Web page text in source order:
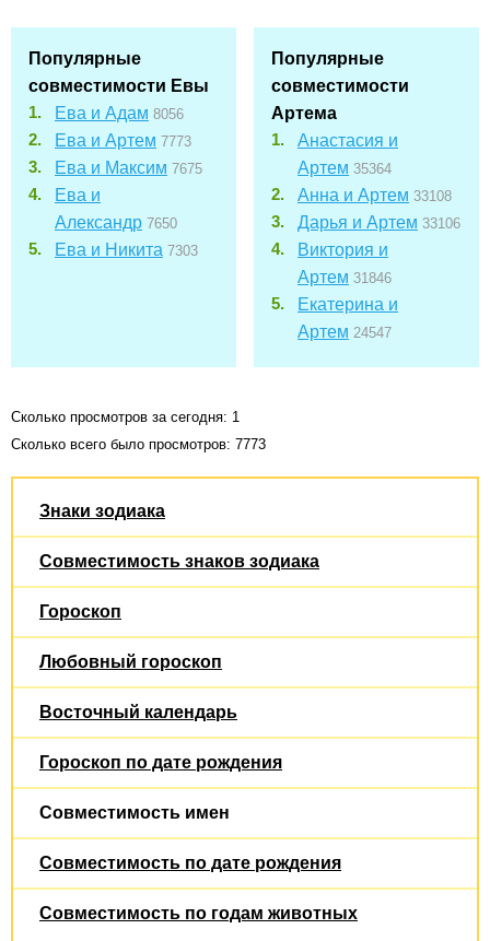
Популярные
совместимости Евы
Ева и Адам 8056
Ева и Артем 7773
Ева и Максим 7675
Ева и
Александр 7650
Ева и Никита 7303
Популярные
совместимости
Артема
Анастасия и
Артем 35364
Анна и Артем 33108
Дарья и Артем 33106
Виктория и
Артем 31846
Екатерина и
Артем 24547
Сколько просмотров за сегодня: 1
Сколько всего было просмотров: 7773
Знаки зодиака
Совместимость знаков зодиака
Гороскоп
Любовный гороскоп
Восточный календарь
Гороскоп по дате рождения
Совместимость имен
Совместимость по дате рождения
Совместимость по годам животных